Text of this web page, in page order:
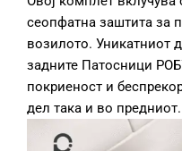
сеопфатна заштита за
возилото. Уникатниот
задните Патосници
покриеност и
дел така и во предниот.